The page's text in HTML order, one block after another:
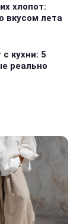
хлопот:
вкусом лета
кухни: 5
реально